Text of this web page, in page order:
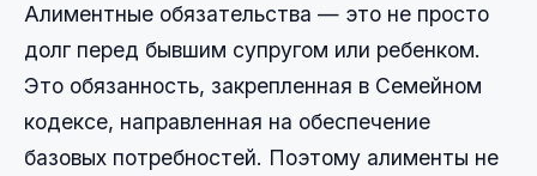
Алиментные обязательства — это не просто
долг перед бывшим супругом или ребенком.
Это обязанность, закрепленная в Семейном
кодексе, направленная на обеспечение
базовых потребностей. Поэтому алименты не